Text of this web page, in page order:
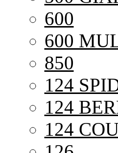
600
600
850
124
124
124